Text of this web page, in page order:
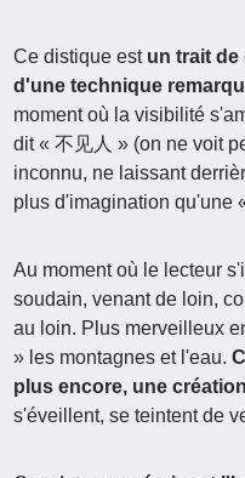
Ce distique est un trait de
d'une technique
moment où la visibilité
dit « 不见人 » (on ne voit
inconnu, ne laissant
plus d'imagination qu'une
Au moment où le lecteur
soudain, venant de loin,
au loin. Plus merveilleux
» les montagnes et l'eau.
plus encore, une
s'éveillent, se teintent de